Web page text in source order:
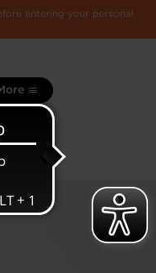
entering your personal